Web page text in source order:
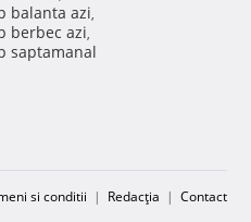
balanta azi,
berbec azi,
saptamanal
si conditii | Redacţia | Contact